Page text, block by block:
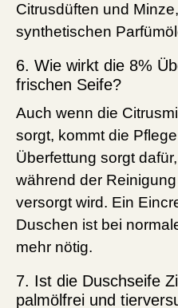
Citrusdüften und
synthetischen
6. Wie wirkt die 8%
frischen Seife?
Auch wenn die
sorgt, kommt die
Überfettung sorgt
während der
versorgt wird. Ein
Duschen ist bei
mehr nötig.
7. Ist die Duschseife
palmölfrei und